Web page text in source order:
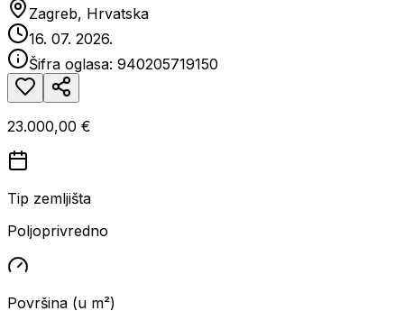
Zagreb, Hrvatska
16. 07. 2026.
Šifra oglasa: 940205719150
23.000,00 €
Tip zemljišta
Poljoprivredno
Površina (u m²)